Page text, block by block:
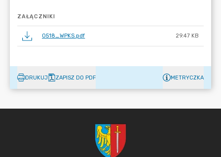
ZAŁĄCZNIKI
0518_WPKS.pdf 29.47 KB
DRUKUJ ZAPISZ DO PDF METRYCZKA